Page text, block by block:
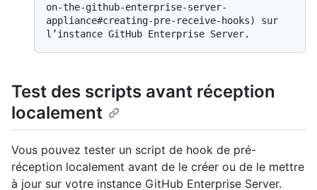
on-the-github-enterprise-server-
appliance#creating-pre-receive-hooks) sur
Test des scripts avant réception
localement
Vous pouvez tester un script de hook de pré-
réception localement avant de le créer ou de le mettre
à jour sur votre instance GitHub Enterprise Server.